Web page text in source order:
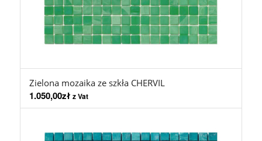
Zielona mozaika ze szkła CHERVIL
1.050,00zł z Vat